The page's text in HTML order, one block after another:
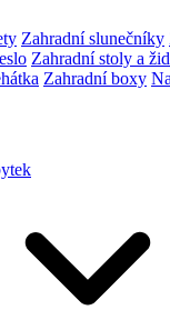
Zahradní slunečníky
Zahradní stoly a
Zahradní boxy